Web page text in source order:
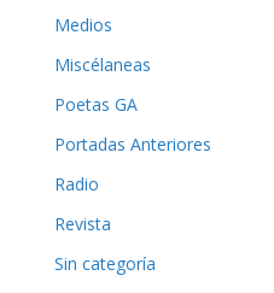
Medios
Miscélaneas
Poetas GA
Portadas Anteriores
Radio
Revista
Sin categoría